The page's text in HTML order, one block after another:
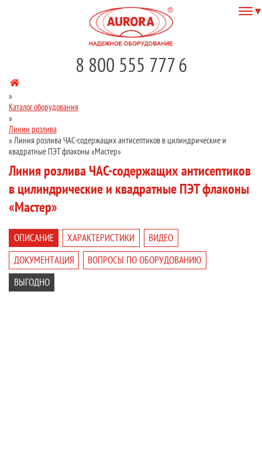
8 800 555 777 6
»
Каталог оборудования
»
Линии розлива
»Линия розлива ЧАС-содержащих антисептиков в цилиндрические и
квадратные ПЭТ флаконы «Мастер»
Линия розлива ЧАС-содержащих антисептиков
в цилиндрические и квадратные ПЭТ флаконы
«Мастер»
ОПИСАНИЕ ХАРАКТЕРИСТИКИ
ВИДЕО
ДОКУМЕНТАЦИЯ
ВОПРОСЫ ПО ОБОРУДОВАНИЮ
ВЫГОДНО